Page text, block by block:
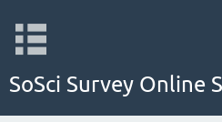
SoSci Survey Online